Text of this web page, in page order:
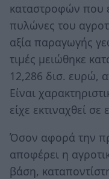
καταστροφών που
πυλώνες του
αξία παραγωγής
τιμές μειώθηκε
12,286 δισ. ευρώ,
Είναι
είχε εκτιναχθεί
Όσον αφορά την
αποφέρει η
βάση,